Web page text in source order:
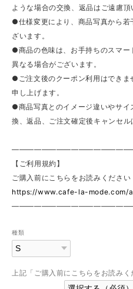
ような場合の交換、返品はご遠慮頂
●仕様変更により、商品写真から
ざいます。
●商品の色味は、お手持ちのスマ
異なる場合がございます。
●ご注文後のクーポン利用はでき
申し上げます。
●商品写真とのイメージ違いやサ
換、返品、ご注文確定後キャンセル
【ご利用規約】
ご購入前にこちらをお読みください
https://www.cafe-la-mode.com/
種類
上記「ご購入前にこちらをお読み